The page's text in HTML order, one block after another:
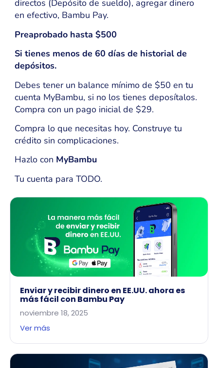
directos (Depósito de sueldo), agregar dinero
en efectivo, Bambu Pay.
Preaprobado hasta $500
Si tienes menos de 60 días de historial de
depósitos.
Debes tener un balance mínimo de $50 en tu
cuenta MyBambu, si no los tienes deposítalos.
Compra con un pago inicial de $29.
Compra lo que necesitas hoy. Construye tu
crédito sin complicaciones.
Hazlo con MyBambu
Tu cuenta para TODO.
Enviar y recibir dinero en EE.UU. ahora es
más fácil con Bambu Pay
noviembre 18, 2025
Ver más